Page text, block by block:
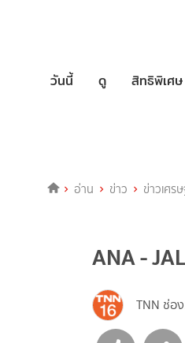
วันนี้ ดู สิทธิพิเศษ
อ่าน ข่าว ข่าวเศร
ANA -
TNN ช่อ